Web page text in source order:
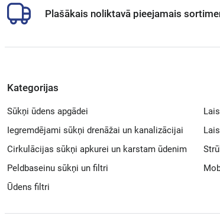
Plašākais noliktavā pieejamais
Kategorijas
Sūkņi ūdens apgādei
Iegremdējami sūkņi drenāžai un kanalizācijai
Cirkulācijas sūkņi apkurei un karstam ūdenim
Peldbaseinu sūkņi un filtri
Ūdens filtri